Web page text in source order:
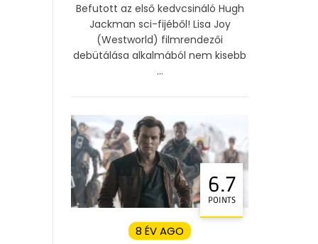
Befutott az első kedvcsináló Hugh
Jackman sci-fijéből! Lisa Joy
(Westworld) filmrendezői
debütálása alkalmából nem kisebb
...
6.7
POINTS
8 ÉV AGO